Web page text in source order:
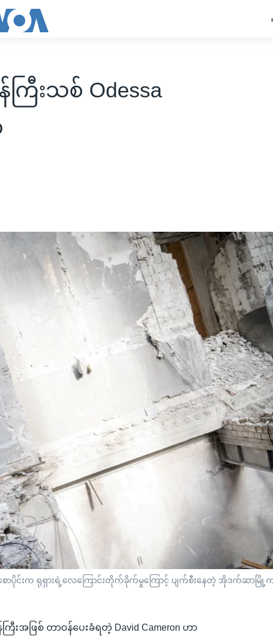
န်ကြီးသစ် Odessa
စောပိုင်းက ရုရှားရဲ့လေကြောင်းတိုက်ခိုက်မှုကြောင့် ပျက်စီးနေတဲ့ အိုဒက်ဆာမြို့
ြီးအဖြစ် တာဝန်ပေးခံရတဲ့ David Cameron ဟာ